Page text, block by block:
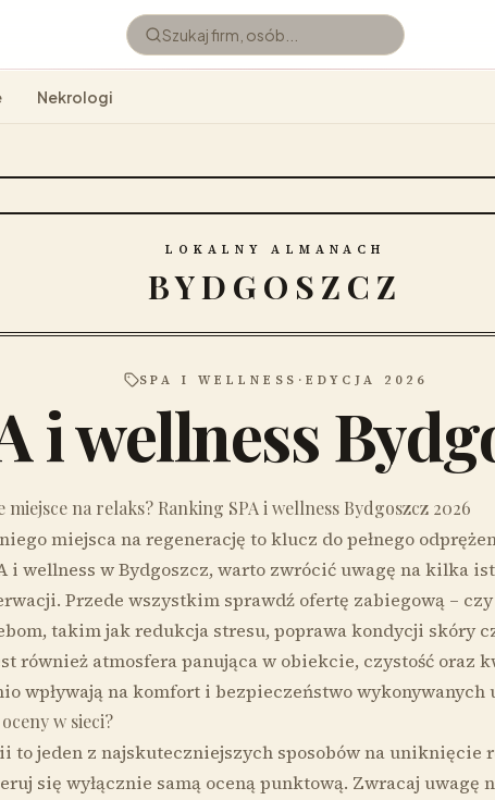
Nekrologi
LOKALNY ALMANACH
BYDGOSZCZ
SPA I WELLNESS ·EDYCJA 2026
i wellness
miejsce na relaks? Ranking SPA i wellness Bydgoszcz 2026
miejsca na regenerację to klucz do pełnego
i wellness w Bydgoszcz, warto zwrócić uwagę na kilka
Przede wszystkim sprawdź ofertę zabiegową –
takim jak redukcja stresu, poprawa kondycji skóry
również atmosfera panująca w obiekcie, czystość oraz
wpływają na komfort i bezpieczeństwo wykonywanych
w sieci?
to jeden z najskuteczniejszych sposobów na uniknięcie
się wyłącznie samą oceną punktową. Zwracaj uwagę